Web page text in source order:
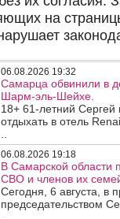
06.08.2026 19:32
Самарца обвинили в
Шарм-эль-Шейхе.
18+ 61-летний
отдыхать в отель
06.08.2026 19:18
В Самарской области
СВО и членов их
Сегодня, 6 августа, в
председательством